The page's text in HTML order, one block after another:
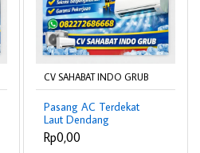
CV SAHABAT INDO GRUB
Pasang AC Terdekat
Laut Dendang
082272686688 –
Teknisi Profesional &
Rp0,00